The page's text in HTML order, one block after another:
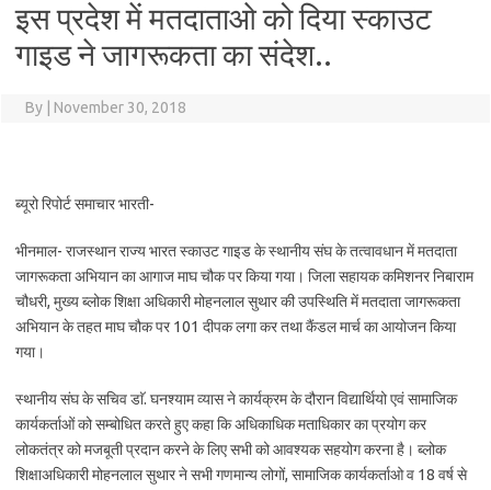
इस प्रदेश में मतदाताओ को दिया स्काउट
गाइड ने जागरूकता का संदेश..
By November 30, 2018
ब्यूरो रिपोर्ट समाचार भारती-
भीनमाल- राजस्थान राज्य भारत स्काउट गाइड के स्थानीय संघ के तत्वावधान में मतदाता
जागरूकता अभियान का आगाज माघ चौक पर किया गया। जिला सहायक कमिशनर निबाराम
चौधरी, मुख्य ब्लोक शिक्षा अधिकारी मोहनलाल सुथार की उपस्थिति में मतदाता जागरूकता
अभियान के तहत माघ चौक पर 101 दीपक लगा कर तथा कैंडल मार्च का आयोजन किया
गया।
स्थानीय संघ के सचिव डाॅ. घनश्याम व्यास ने कार्यक्रम के दौरान विद्यार्थियो एवं सामाजिक
कार्यकर्ताओं को सम्बोधित करते हुए कहा कि अधिकाधिक मताधिकार का प्रयोग कर
लोकतंत्र को मजबूती प्रदान करने के लिए सभी को आवश्यक सहयोग करना है। ब्लोक
शिक्षाअधिकारी मोहनलाल सुथार ने सभी गणमान्य लोगों, सामाजिक कार्यकर्ताओ व 18 वर्ष से